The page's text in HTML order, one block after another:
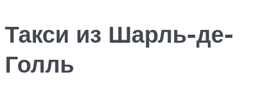
Такси из Шарль-де-
Голль